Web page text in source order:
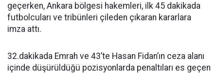
geçerken, Ankara bölgesi hakemleri, ilk 45 dakikada
futbolcuları ve tribünleri çileden çıkaran kararlara
imza attı.
32.dakikada Emrah ve 43’te Hasan Fidan’ın ceza alanı
içinde düşürüldüğü pozisyonlarda penaltıları es geçen